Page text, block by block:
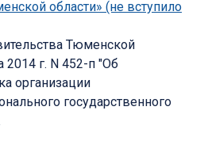
области» (не вступило
Тюменской
2014 г. N 452-п "Об
организации
государственного